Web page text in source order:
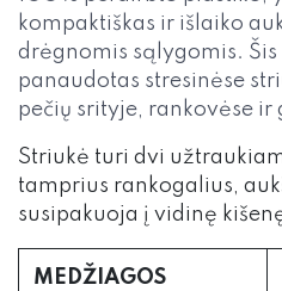
kompaktiškas ir išlaiko
drėgnomis sąlygomis.
panaudotas stresinėse
pečių srityje, rankovėse ir
Striukė turi dvi
tamprius rankogalius,
susipakuoja į vidinę
MEDŽIAGOS